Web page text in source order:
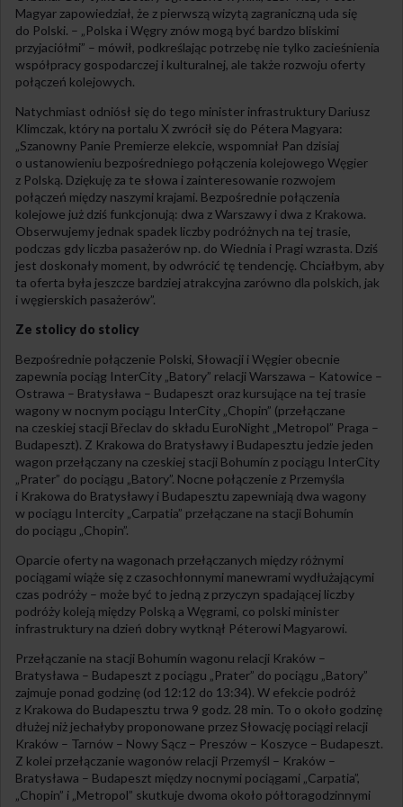
Magyar zapowiedział, że z pierwszą wizytą zagraniczną uda się
do Polski. – „Polska i Węgry znów mogą być bardzo bliskimi
przyjaciółmi” – mówił, podkreślając potrzebę nie tylko zacieśnienia
współpracy gospodarczej i kulturalnej, ale także rozwoju oferty
połączeń kolejowych.
Natychmiast odniósł się do tego minister infrastruktury Dariusz
Klimczak, który na portalu X zwrócił się do Pétera Magyara:
„Szanowny Panie Premierze elekcie, wspomniał Pan dzisiaj
o ustanowieniu bezpośredniego połączenia kolejowego Węgier
z Polską. Dziękuję za te słowa i zainteresowanie rozwojem
połączeń między naszymi krajami. Bezpośrednie połączenia
kolejowe już dziś funkcjonują: dwa z Warszawy i dwa z Krakowa.
Obserwujemy jednak spadek liczby podróżnych na tej trasie,
podczas gdy liczba pasażerów np. do Wiednia i Pragi wzrasta. Dziś
jest doskonały moment, by odwrócić tę tendencję. Chciałbym, aby
ta oferta była jeszcze bardziej atrakcyjna zarówno dla polskich, jak
i węgierskich pasażerów”.
Ze stolicy do stolicy
Bezpośrednie połączenie Polski, Słowacji i Węgier obecnie
zapewnia pociąg InterCity „Batory” relacji Warszawa – Katowice –
Ostrawa – Bratysława – Budapeszt oraz kursujące na tej trasie
wagony w nocnym pociągu InterCity „Chopin” (przełączane
na czeskiej stacji Břeclav do składu EuroNight „Metropol” Praga –
Budapeszt). Z Krakowa do Bratysławy i Budapesztu jedzie jeden
wagon przełączany na czeskiej stacji Bohumín z pociągu InterCity
„Prater” do pociągu „Batory”. Nocne połączenie z Przemyśla
i Krakowa do Bratysławy i Budapesztu zapewniają dwa wagony
w pociągu Intercity „Carpatia” przełączane na stacji Bohumín
do pociągu „Chopin”.
Oparcie oferty na wagonach przełączanych między różnymi
pociągami wiąże się z czasochłonnymi manewrami wydłużającymi
czas podróży – może być to jedną z przyczyn spadającej liczby
podróży koleją między Polską a Węgrami, co polski minister
infrastruktury na dzień dobry wytknął Péterowi Magyarowi.
Przełączanie na stacji Bohumín wagonu relacji Kraków –
Bratysława – Budapeszt z pociągu „Prater” do pociągu „Batory”
zajmuje ponad godzinę (od 12:12 do 13:34). W efekcie podróż
z Krakowa do Budapesztu trwa 9 godz. 28 min. To o około godzinę
dłużej niż jechałyby proponowane przez Słowację pociągi relacji
Kraków – Tarnów – Nowy Sącz – Preszów – Koszyce – Budapeszt.
Z kolei przełączanie wagonów relacji Przemyśl – Kraków –
Bratysława – Budapeszt między nocnymi pociągami „Carpatia”,
„Chopin” i „Metropol” skutkuje dwoma około półtoragodzinnymi